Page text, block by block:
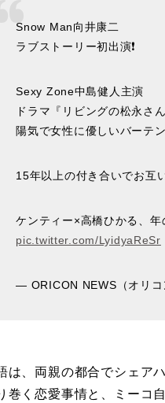
Snow Man向井康二
ラブストーリー初出演❗
Sexy Zone中島健人主演
ドラマ『リビングの松永さ
陽気で女性に優しいバーテ
15年以上の付き合いでお互
ケンティー×高橋ひかる、年
pic.twitter.com/LyidyaReSr
— ORICON NEWS（オリ
は、両親の都合でシェア
巻く恋愛事情と、ミーコ